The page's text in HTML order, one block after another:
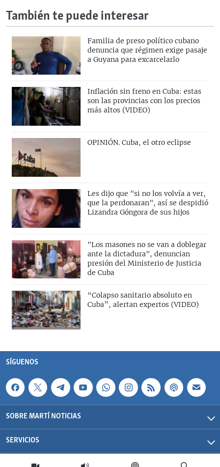
También te puede interesar
Familia de preso político cubano
denuncia que régimen exige pasaje
a Guyana para excarcelarlo
Inflación sin freno en Cuba: estas
son las provincias con los precios
más altos (VIDEO)
OPINIÓN. Cuba, el otro eclipse
Les dijo que "si no los volvía a ver,
que la perdonaran", así se despidió
Lizandra Góngora de sus hijos
"Los masones no se van a doblegar
ante la dictadura", denuncian
presión del Ministerio de Justicia
de Cuba
“Colapso sanitario absoluto en
Cuba”, alertan expertos (VIDEO)
SÍGUENOS
SOBRE MARTÍ NOTICIAS
SERVICIOS